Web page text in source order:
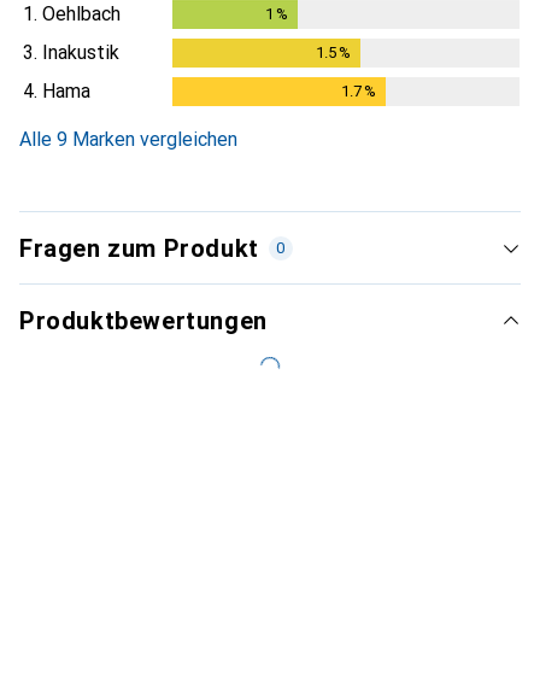
1. Oehlbach 1 %
3. Inakustik 1.5%
4. Hama 1.7%
Alle 9 Marken vergleichen
Fragen zum Produkt 0
Produktbewertungen